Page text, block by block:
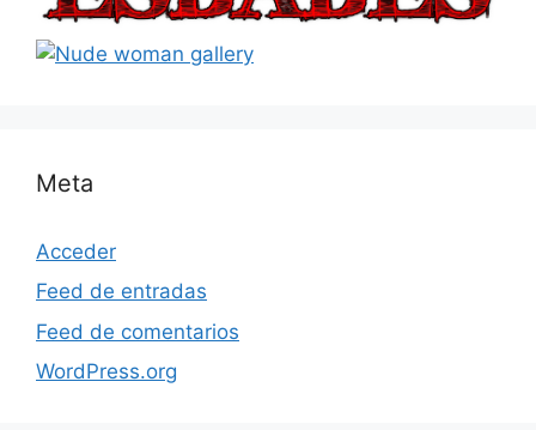
Meta
Acceder
Feed de entradas
Feed de comentarios
WordPress.org